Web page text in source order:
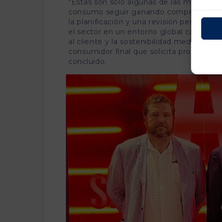
“Estas son sólo algunas de las
consumo seguir ganando
la planificación y una revisión
el sector en un entorno global
al cliente y la sostenibilidad
consumidor final que solicita productos
concluido.